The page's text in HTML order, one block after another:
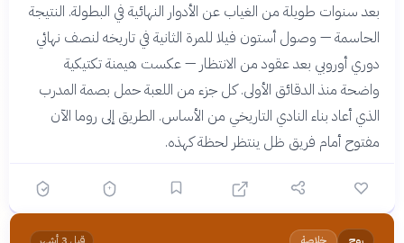
بعد سنوات طويلة من الغياب عن الأدوار النهائية في البطولة. النتيجة
الحاسمة — وصول أستون فيلا للمرة الثانية في تاريخه لنصف نهائي
دوري أوروبي بعد عقود من الانتظار — عكست هيمنة تكتيكية
واضحة منذ الدقائق الأولى. كل جزء من اللعبة حمل بصمة المدرب
الذي أعاد بناء النادي التاريخي من الأساس. الطريق إلى روما الآن
مفتوح أمام فريق ظل ينتظر لحظة كهذه.